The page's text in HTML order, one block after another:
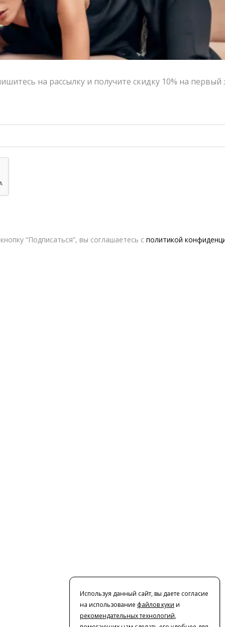
Используя данный сайт, вы даете согласие
на использование файлов куки и
рекомендательных технологий,
на рассылку и получите скидку 10% на первый
“Подписаться”, вы соглашаетесь с политикой